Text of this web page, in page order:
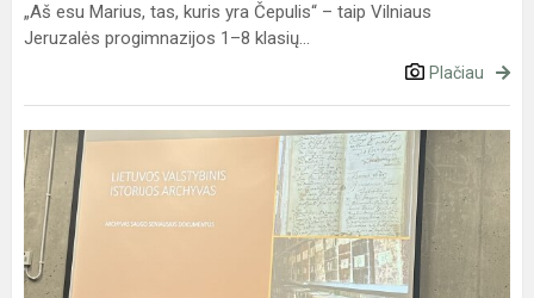
„Aš esu Marius, tas, kuris yra Čepulis“ – taip Vilniaus
Jeruzalės progimnazijos 1–8 klasių...
Plačiau
5
klasių
edukacinė
išvyką
į
Vilniaus